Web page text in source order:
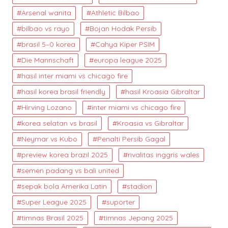
Arsenal wanita
Athletic Bilbao
bilbao vs rayo
Bojan Hodak Persib
brasil 5–0 korea
Cahya Kiper PSIM
Die Mannschaft
europa league 2025
hasil inter miami vs chicago fire
hasil korea brasil friendly
hasil Kroasia Gibraltar
Hirving Lozano
inter miami vs chicago fire
korea selatan vs brasil
Kroasia vs Gibraltar
Neymar vs Kubo
Penalti Persib Gagal
preview korea brazil 2025
rivalitas inggris wales
semen padang vs bali united
sepak bola Amerika Latin
stadion
Super League 2025
suporter
timnas Brasil 2025
timnas Jepang 2025